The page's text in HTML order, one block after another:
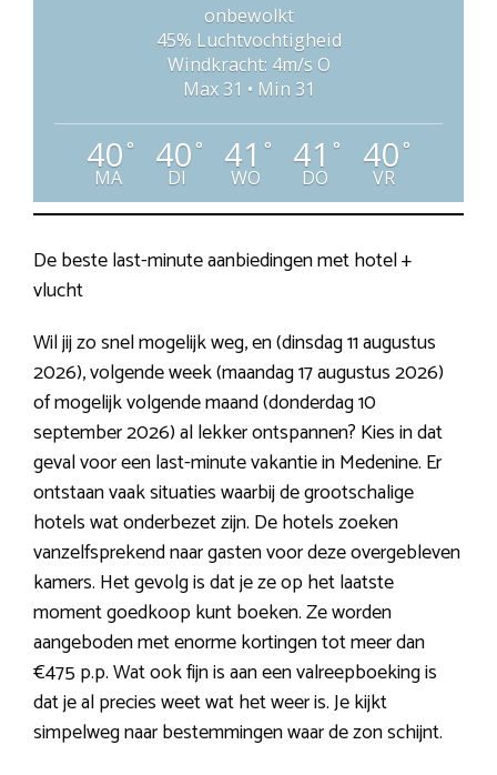
onbewolkt
45% Luchtvochtigheid
Windkracht: 4m/s O
Max 31 • Min 31
40°
MA
40°
DI
41 °
WO
41 °
DO
40°
VR
De beste last-minute aanbiedingen met hotel +
vlucht
Wil jij zo snel mogelijk weg, en (dinsdag 11 augustus
2026), volgende week (maandag 17 augustus 2026)
of mogelijk volgende maand (donderdag 10
september 2026) al lekker ontspannen? Kies in dat
geval voor een last-minute vakantie in Medenine. Er
ontstaan vaak situaties waarbij de grootschalige
hotels wat onderbezet zijn. De hotels zoeken
vanzelfsprekend naar gasten voor deze overgebleven
kamers. Het gevolg is dat je ze op het laatste
moment goedkoop kunt boeken. Ze worden
aangeboden met enorme kortingen tot meer dan
€475 p.p. Wat ook fijn is aan een valreepboeking is
dat je al precies weet wat het weer is. Je kijkt
simpelweg naar bestemmingen waar de zon schijnt.